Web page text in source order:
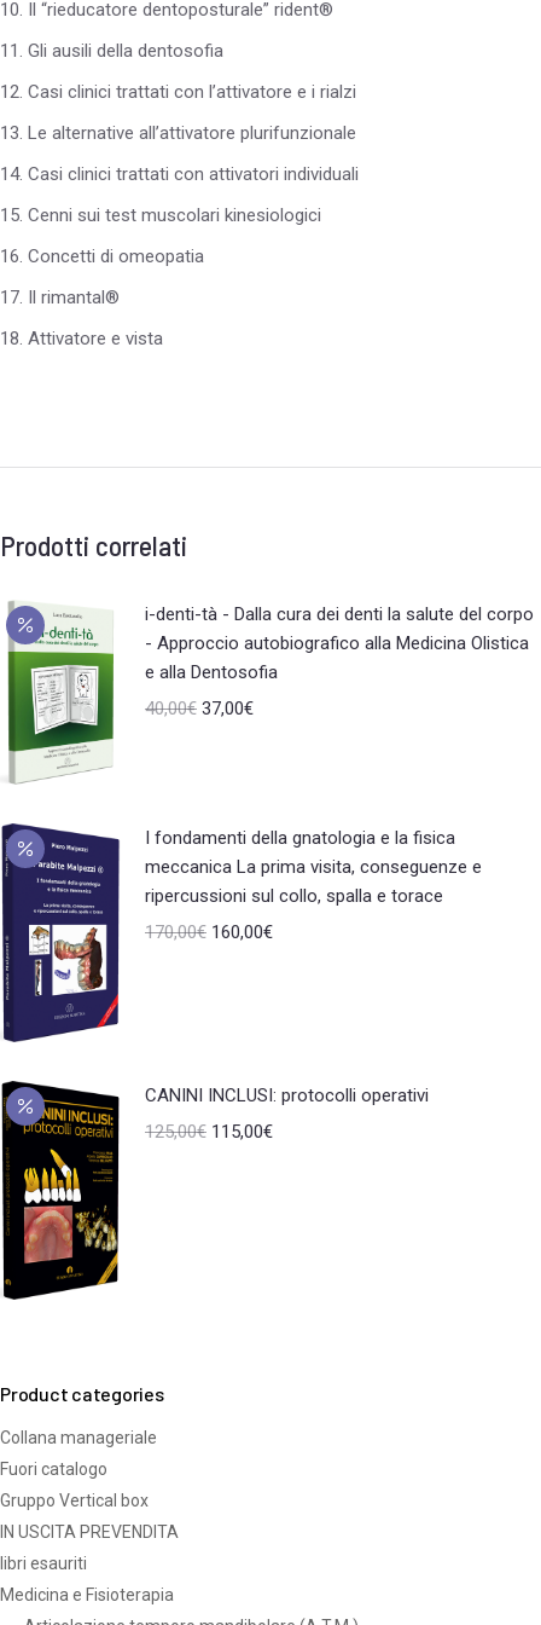
10. Il “rieducatore dentoposturale” rident®
11. Gli ausili della dentosofia
12. Casi clinici trattati con l’attivatore e i rialzi
13. Le alternative all’attivatore plurifunzionale
14. Casi clinici trattati con attivatori individuali
15. Cenni sui test muscolari kinesiologici
16. Concetti di omeopatia
17. Il rimantal®
18. Attivatore e vista
Prodotti correlati
i-denti-tà - Dalla cura dei denti la salute del corpo
- Approccio autobiografico alla Medicina Olistica
e alla Dentosofia
40,00€ 37,00€
I fondamenti della gnatologia e la fisica
meccanica La prima visita, conseguenze e
ripercussioni sul collo, spalla e torace
170,00€ 160,00€
CANINI INCLUSI: protocolli operativi
125,00€ 115,00€
Product categories
Collana manageriale
Fuori catalogo
Gruppo Vertical box
IN USCITA PREVENDITA
libri esauriti
Medicina e Fisioterapia